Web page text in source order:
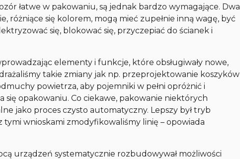
łatwe w pakowaniu, są jednak bardzo wymagające. Dwa
różniące się kolorem, mogą mieć zupełnie inną wagę, być
się, blokować się, przyczepiać do ścianek i
elementy i funkcje, które obsługiwały nowe,
takie zmiany jak np. przeprojektowanie koszyków
powietrza, aby pojemniki w pełni opróżnić i
się opakowaniu. Co ciekawe, pakowanie niektórych
jako proces czysto automatyczny. Lepszy był tryb
tymi wnioskami zmodyfikowaliśmy linię – opowiada
urządzeń systematycznie rozbudowywał możliwości